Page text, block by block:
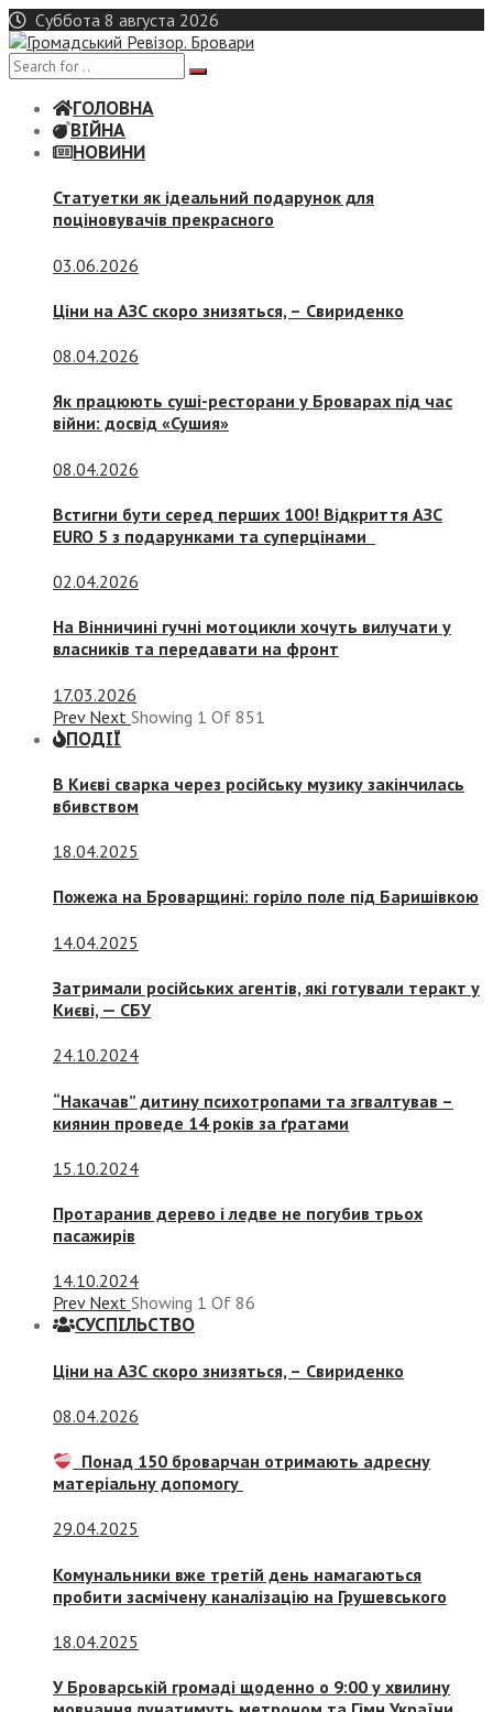
Skip
to
content
Суббота 8 августа 2026
ГОЛОВНА
ВІЙНА
НОВИНИ
Статуетки як ідеальний подарунок для
поціновувачів прекрасного
03.06.2026
Ціни на АЗС скоро знизяться, – Свириденко
08.04.2026
Як працюють суші-ресторани у Броварах під час
війни: досвід «Сушия»
08.04.2026
Встигни бути серед перших 100! Відкриття АЗС
EURO 5 з подарунками та суперцінами
02.04.2026
На Вінничині гучні мотоцикли хочуть вилучати у
власників та передавати на фронт
17.03.2026
Prev Next Showing 1 Of 851
ПОДІЇ
В Києві сварка через російську музику закінчилась
вбивством
18.04.2025
Пожежа на Броварщині: горіло поле під Баришівкою
14.04.2025
Затримали російських агентів, які готували теракт у
Києві, — СБУ
24.10.2024
“Накачав” дитину психотропами та згвалтував –
киянин проведе 14 років за ґратами
15.10.2024
Протаранив дерево і ледве не погубив трьох
пасажирів
14.10.2024
Prev Next Showing 1 Of 86
СУСПIЛЬСТВО
Ціни на АЗС скоро знизяться, – Свириденко
08.04.2026
Понад 150 броварчан отримають адресну
матеріальну допомогу
29.04.2025
Комунальники вже третій день намагаються
пробити засмічену каналізацію на Грушевського
18.04.2025
У Броварській громаді щоденно о 9:00 у хвилину